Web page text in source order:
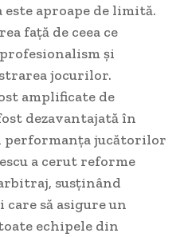
este aproape de limită.
față de ceea ce
și
jocurilor.
amplificate de
dezavantajată în
performanța jucătorilor
a cerut reforme
susținând
să asigure un
echipele din